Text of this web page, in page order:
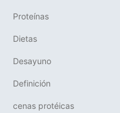
Proteínas
Dietas
Desayuno
Definición
cenas protéicas